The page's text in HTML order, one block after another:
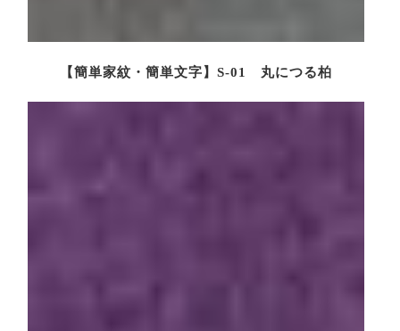
【簡単家紋・簡単文字】S-01 丸につる柏